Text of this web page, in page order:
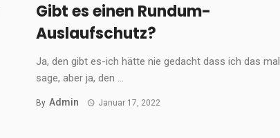
Gibt es einen Rundum-
Auslaufschutz?
Ja, den gibt es-ich hätte nie gedacht dass ich das mal
sage, aber ja, den ...
By Admin Januar 17, 2022